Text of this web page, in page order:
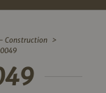
Construction >